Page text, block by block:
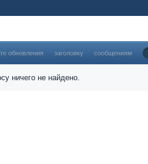
обновления заголовку сообщениям
ничего не найдено.